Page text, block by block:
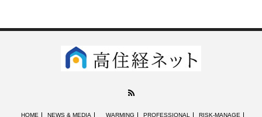
HOME NEWS & MEDIA WARMING PROFESSIONAL RISK-MANAGE